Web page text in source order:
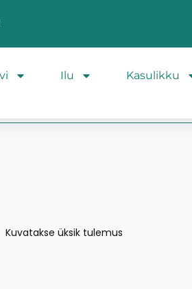
Ilu Kasulikku
Kuvatakse üksik tulemus